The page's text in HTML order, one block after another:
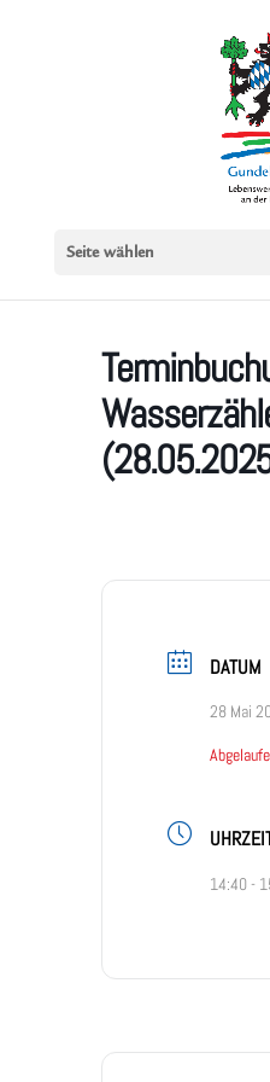
Seite wählen
DATUM
28 Mai
14:40 -